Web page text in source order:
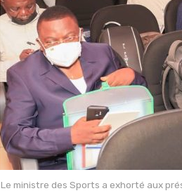
Le ministre des Sports a exhorté aux